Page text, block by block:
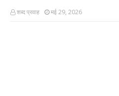
शब्द प्रवाह मई 29, 2026